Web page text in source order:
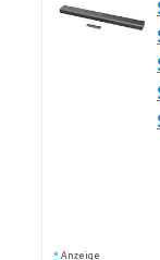
* Anzeige